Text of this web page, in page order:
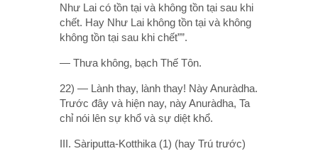
Như Lai có tồn tại và không tồn tại sau khi
chết. Hay Như Lai không tồn tại và không
không tồn tại sau khi chết””.
— Thưa không, bạch Thế Tôn.
22) — Lành thay, lành thay! Này Anuràdha.
Trước đây và hiện nay, này Anuràdha, Ta
chỉ nói lên sự khổ và sự diệt khổ.
III. Sàriputta-Kotthika (1) (hay Trú trước)